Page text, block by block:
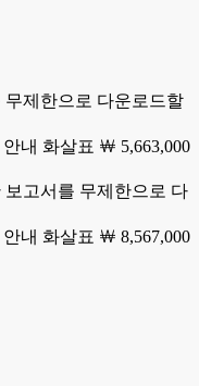
무제한으로 다운로드할
￦ 5,663,000
고서를 무제한으로 다
￦ 8,567,000